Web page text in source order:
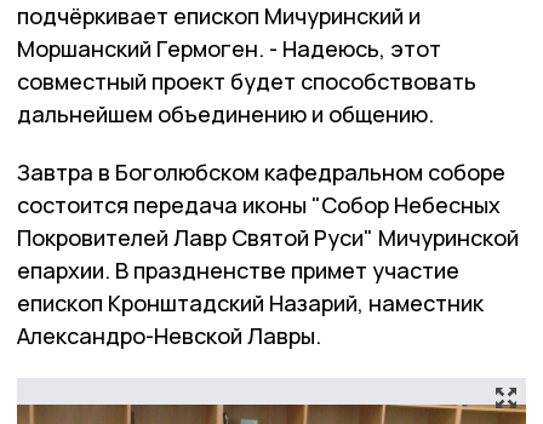
подчёркивает епископ Мичуринский и
Моршанский Гермоген. - Надеюсь, этот
совместный проект будет способствовать
дальнейшем объединению и общению.
Завтра в Боголюбском кафедральном соборе
состоится передача иконы "Собор Небесных
Покровителей Лавр Святой Руси" Мичуринской
епархии. В праздненстве примет участие
епископ Кронштадский Назарий, наместник
Александро-Невской Лавры.